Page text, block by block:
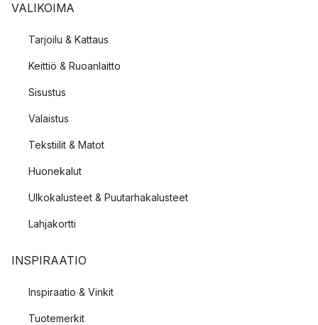
VALIKOIMA
Tarjoilu & Kattaus
Keittiö & Ruoanlaitto
Sisustus
Valaistus
Tekstiilit & Matot
Huonekalut
Ulkokalusteet & Puutarhakalusteet
Lahjakortti
INSPIRAATIO
Inspiraatio & Vinkit
Tuotemerkit